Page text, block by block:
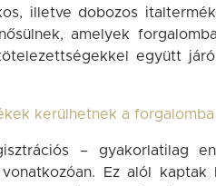
illetve dobozos
amelyek
együtt
kerülhetnek a forgalomba
– gyakorlatilag
Ez alól kaptak